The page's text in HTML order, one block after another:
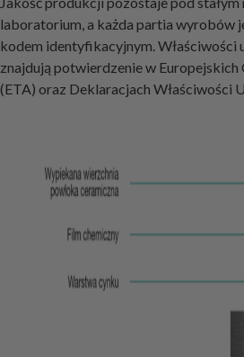
laboratorium, a każda partia wyrobów
kodem identyfikacyjnym.
znajdują potwierdzenie w Europejskich
(ETA) oraz Deklaracjach Właściwości